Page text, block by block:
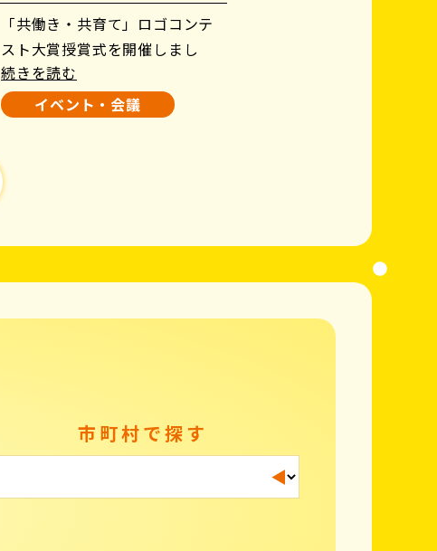
「共働き・共育て」ロゴコンテ
スト大賞授賞式を開催しまし
た！
続きを読む
イベント・会議
市町村で探す